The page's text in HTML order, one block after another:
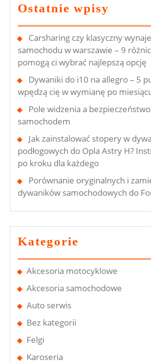
Pomogą
Ci
Wybrać
Najlepszą
Opcję
Ostatnie wpisy
Carsharing czy klasyczny
samochodu w warszawie – 9
pomogą ci wybrać najlepszą opcję
Dywaniki do i10 na allegro – 5
wpędzą cię w wymianę po
Pole widzenia a
samochodem
Jak zainstalować stopery w
podłogowych do Opla Astry H?
po kroku dla każdego
Porównanie oryginalnych i
dywaników samochodowych do
Kategorie
Akcesoria motocyklowe
Akcesoria samochodowe
Auto serwis
Bez kategorii
Felgi
Karoseria